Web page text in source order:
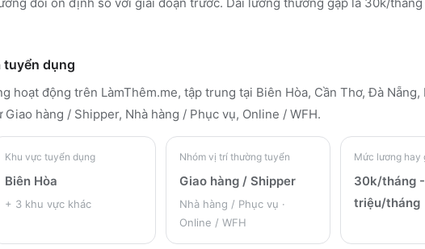
tuyển dụng
hoạt động trên LàmThêm.me, tập trung tại Biên Hòa, Cần Thơ, Đà Nẵng,
hàng / Shipper, Nhà hàng / Phục vụ, Online / WFH.
Khu vực tuyển dụng
Biên Hòa
+ 3 khu vực khác
Nhóm vị trí thường tuyển
Giao hàng / Shipper
Nhà hàng / Phục vụ ·
Online / WFH
Mức lương hay
30k/tháng
triệu/tháng